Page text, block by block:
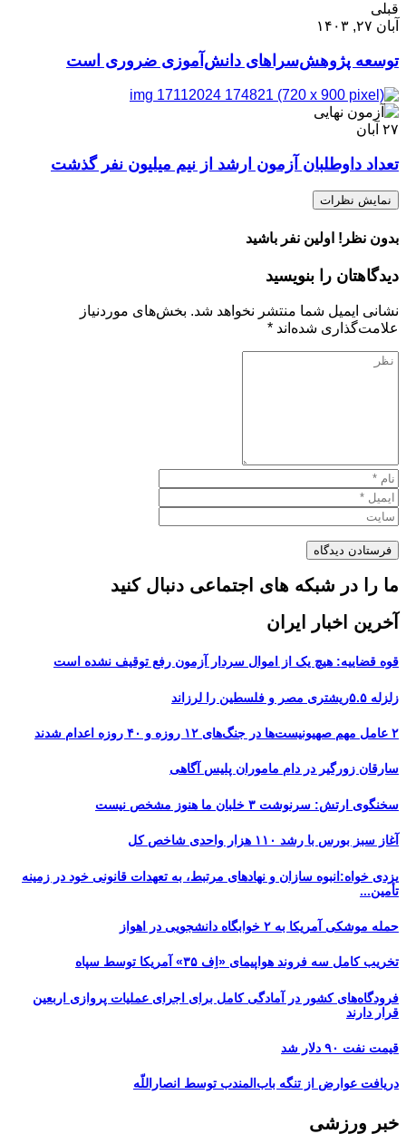
قبلی
آبان ۲۷, ۱۴۰۳
توسعه پژوهش‌سراهای دانش‌آموزی ضروری است
۲۷ آبان
تعداد داوطلبان آزمون ارشد از نیم میلیون نفر گذشت
نمایش نظرات
بدون نظر! اولین نفر باشید
دیدگاهتان را بنویسید
نشانی ایمیل شما منتشر نخواهد شد. بخش‌های موردنیاز
علامت‌گذاری شده‌اند *
ما را در شبکه های اجتماعی دنبال کنید
آخرین اخبار ایران
قوه قضاییه: هیچ یک از اموال سردار آزمون رفع توقیف نشده است
زلزله ۵.۵ریشتری مصر و فلسطین را لرزاند
۲ عامل مهم صهیونیست‌ها در جنگ‌های ۱۲ روزه و ۴۰ روزه اعدام شدند
سارقان زورگیر در دام ماموران پلیس آگاهی
سخنگوی ارتش: سرنوشت ۳ خلبان ما هنوز مشخص نیست
آغاز سبز بورس با رشد ۱۱۰ هزار واحدی شاخص کل
یزدی خواه:انبوه سازان و نهادهای مرتبط، به تعهدات قانونی خود در زمینه
تأمین...
حمله موشکی آمریکا به ۲ خوابگاه دانشجویی در اهواز
تخریب کامل سه فروند هواپیمای «اِف ۳۵» آمریکا توسط سپاه
فرودگاه‌های کشور در آمادگی کامل برای اجرای عملیات پروازی اربعین
قرار دارند
قیمت نفت ۹۰ دلار شد
دریافت عوارض از تنگه باب‌المندب توسط انصاراللّه
خبر ورزشی